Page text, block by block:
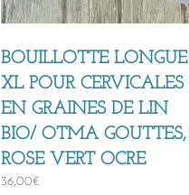
BOUILLOTTE LONGUE
XL POUR CERVICALES
EN GRAINES DE LIN
BIO/ OTMA GOUTTES,
ROSE VERT OCRE
36,00€